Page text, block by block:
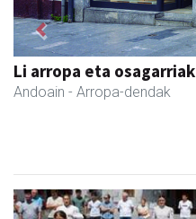
Li arropa eta osagarriak
Andoain - Arropa-dendak
Previous